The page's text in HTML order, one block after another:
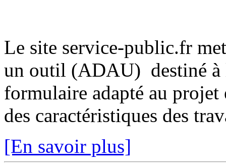
Le site service-public.fr
un outil (ADAU) destiné à
formulaire adapté au
des caractéristiques des
[En savoir plus]